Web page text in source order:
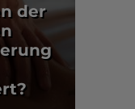
der